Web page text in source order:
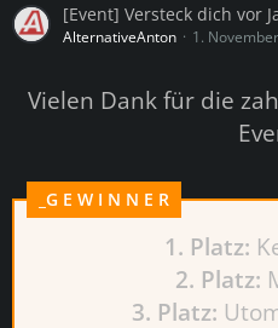
[Event] Versteck dich vor
AlternativeAnton 1.
Vielen Dank für die
_G E W I N N E R
1. Platz:
2. Platz:
3. Platz: